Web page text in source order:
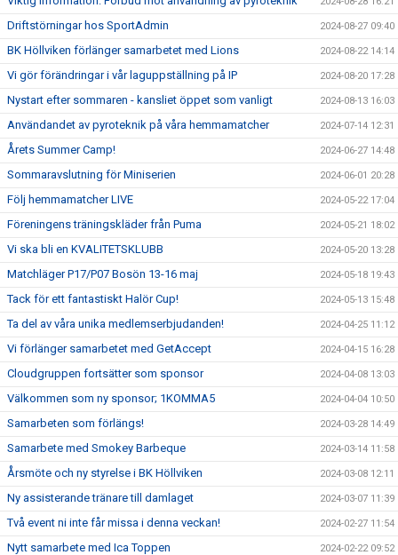
Driftstörningar hos SportAdmin 2024-08-27 09:40
BK Höllviken förlänger samarbetet med Lions 2024-08-22 14:14
Vi gör förändringar i vår laguppställning på IP 2024-08-20 17:28
Nystart efter sommaren - kansliet öppet som vanligt 2024-08-13 16:03
Användandet av pyroteknik på våra hemmamatcher 2024-07-14 12:31
Årets Summer Camp! 2024-06-27 14:48
Sommaravslutning för Miniserien 2024-06-01 20:28
Följ hemmamatcher LIVE 2024-05-22 17:04
Föreningens träningskläder från Puma 2024-05-21 18:02
Vi ska bli en KVALITETSKLUBB 2024-05-20 13:28
Matchläger P17/P07 Bosön 13-16 maj 2024-05-18 19:43
Tack för ett fantastiskt Halör Cup! 2024-05-13 15:48
Ta del av våra unika medlemserbjudanden! 2024-04-25 11:12
Vi förlänger samarbetet med GetAccept 2024-04-15 16:28
Cloudgruppen fortsätter som sponsor 2024-04-08 13:03
Välkommen som ny sponsor; 1KOMMA5 2024-04-04 10:50
Samarbeten som förlängs! 2024-03-28 14:49
Samarbete med Smokey Barbeque 2024-03-14 11:58
Årsmöte och ny styrelse i BK Höllviken 2024-03-08 12:11
Ny assisterande tränare till damlaget 2024-03-07 11:39
Två event ni inte får missa i denna veckan! 2024-02-27 11:54
Nytt samarbete med Ica Toppen 2024-02-22 09:52